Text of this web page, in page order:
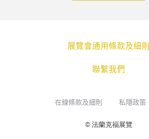
展覽會通用條款及細則
聯繫我們
在線條款及細則 私隱政策
© 法蘭克福展覽